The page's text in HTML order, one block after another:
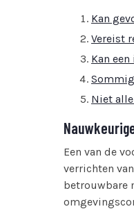
Kan
Vereist
Kan
Niet
Een van de
verrichten
betrouwbare